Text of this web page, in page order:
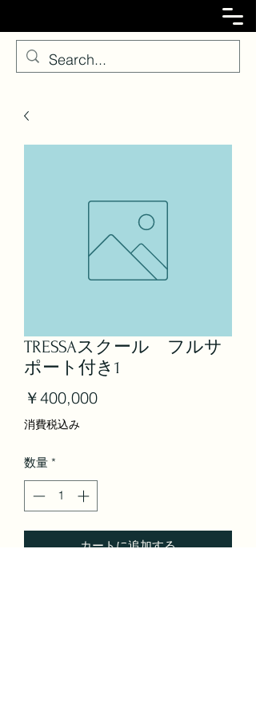
TRESSAスクール フルサ
ポート付き1
￥400,000価
消費税込み
数量 *
カートに追加する